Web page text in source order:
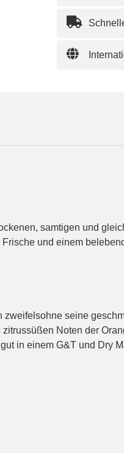
samtigen und
und einem
seine
Noten der
in einem G&T und Dry